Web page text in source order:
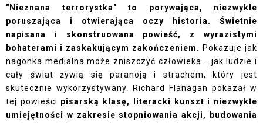
"Nieznana terrorystka" to porywająca, niezwykle
poruszająca i otwierająca oczy historia. Świetnie
napisana i skonstruowana powieść, z wyrazistymi
bohaterami i zaskakującym zakończeniem. Pokazuje jak
nagonka medialna może zniszczyć człowieka... jak ludzie i
cały świat żywią się paranoją i strachem, który jest
skutecznie wykorzystywany. Richard Flanagan pokazał w
tej powieści pisarską klasę, literacki kunszt i niezwykłe
umiejętności w zakresie stopniowania akcji, budowania